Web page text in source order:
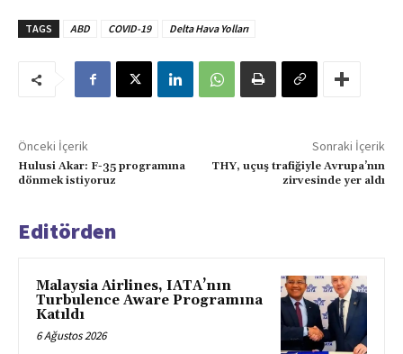
TAGS ABD COVID-19 Delta Hava Yolları
Önceki İçerik
Hulusi Akar: F-35 programına
dönmek istiyoruz
Sonraki İçerik
THY, uçuş trafiğiyle Avrupa’nın
zirvesinde yer aldı
Editörden
Malaysia Airlines, IATA’nın
Turbulence Aware Programına
Katıldı
6 Ağustos 2026